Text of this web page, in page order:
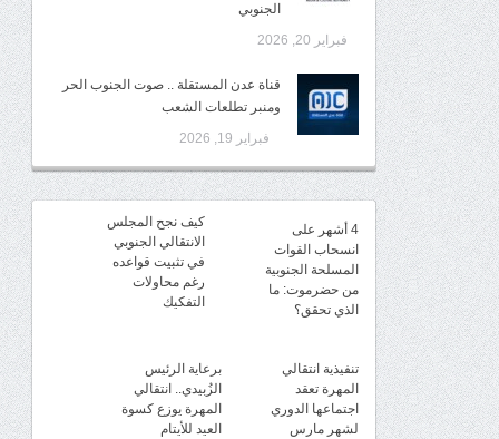
الجنوبي
فبراير 20, 2026
قناة عدن المستقلة .. صوت الجنوب الحر
ومنبر تطلعات الشعب
فبراير 19, 2026
4 أشهر على
انسحاب القوات
المسلحة الجنوبية
من حضرموت: ما
الذي تحقق؟
كيف نجح المجلس
الانتقالي الجنوبي
في تثبيت قواعده
رغم محاولات
التفكيك
تنفيذية انتقالي
المهرة تعقد
اجتماعها الدوري
لشهر مارس
برعاية الرئيس
الزُبيدي.. انتقالي
المهرة يوزع كسوة
العيد للأيتام